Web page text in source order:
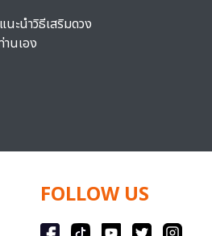
ะนำวิธีเสริมดวง
นเอง
FOLLOW US